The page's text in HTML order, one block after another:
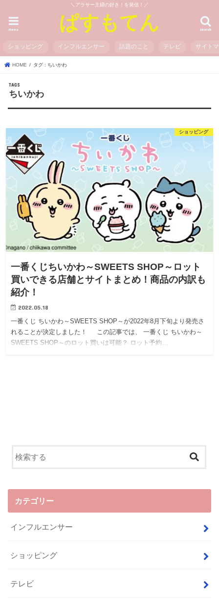
＼アラサー主婦の好き！を発信！／
ぱすもてん search
menu
ショッピング インフルエンサー 話題のこと テレビ サイト
HOME タグ : ちいかわ
ちいかわ
ショッピング
一番くじちいかわ～SWEETS SHOP～ロット
買いできる店舗とサイトまとめ！商品の内訳も
紹介！
2022.05.18
一番くじ ちいかわ～SWEETS SHOP～が2022年8月下旬より発売さ
れることが決定しました！ この記事では、 一番くじ ちいかわ～
SWEETS SHOP～のロット買いは可能？ ロット予約…
カテゴリー
インフルエンサー
ショッピング
テレビ